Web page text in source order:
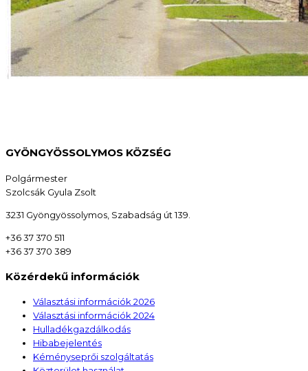
GYÖNGYÖSSOLYMOS KÖZSÉG
Polgármester
Szolcsák Gyula Zsolt
3231 Gyöngyössolymos, Szabadság út 139.
+36 37 370 511
+36 37 370 389
Közérdekű információk
Választási információk 2026
Választási információk 2024
Hulladékgazdálkodás
Hibabejelentés
Kéményseprői szolgáltatás